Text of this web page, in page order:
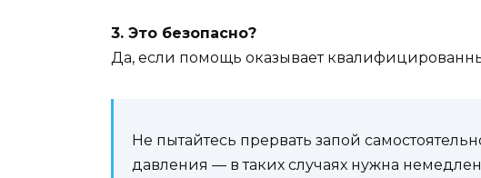
3. Это безопасно?
Да, если помощь оказывает
Не пытайтесь прервать запой
давления — в таких случаях нужна